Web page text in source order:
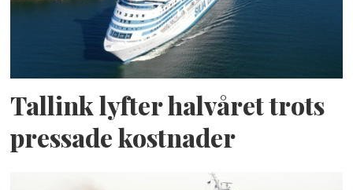
Tallink lyfter halvåret trots
pressade kostnader